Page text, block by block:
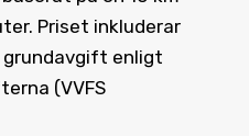
Priset inkluderar
grundavgift enligt
(VVFS